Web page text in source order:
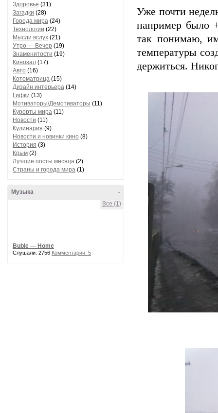
Здоровье (31)
Загадки (28)
Города мира (24)
Технологии (22)
Мысли вслух (21)
Утро — Вечер (19)
Знаменитости (19)
Кинозал (17)
Авто (16)
Котоматрица (15)
Дизайн интерьера (14)
Гифки (13)
Мотиваторы/Демотиваторы (11)
Курорты мира (11)
Новости (11)
Кулинария (9)
Новости и новинки кино (8)
История (3)
Крым (2)
Лучшие посты месяца (2)
Страны и города мира (1)
-
Музыка
Все (1)
Buble — Home
Слушали: 2756 Комментарии: 5
Уже почти
например было
так понимаю,
температуры
держиться.